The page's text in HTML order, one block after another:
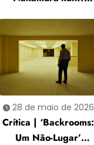
dor de gostar de
alguém
28 de maio de 2026
Crítica | ‘Backrooms:
Um Não-Lugar’